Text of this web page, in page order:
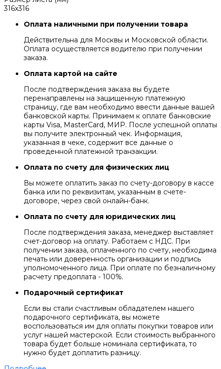
316x316
Оплата наличными при получении товара
Действительна для Москвы и Московской области.
Оплата осуществляется водителю при получении
заказа.
Оплата картой на сайте
После подтверждения заказа вы будете
перенаправлены на защищенную платежную
страницу, где вам необходимо ввести данные вашей
банковской карты. Принимаем к оплате банковские
карты Visa, MasterCard, МИР. После успешной оплаты
вы получите электронный чек. Информация,
указанная в чеке, содержит все данные о
проведенной платежной транзакции.
Оплата по счету для физических лиц
Вы можете оплатить заказ по счету-договору в кассе
банка или по реквизитам, указанным в счете-
договоре, через свой онлайн-банк.
Оплата по счету для юридических лиц
После подтверждения заказа, менеджер выставляет
счет-договор на оплату. Работаем с НДС. При
получении заказа, оплаченного по счету, необходима
печать или доверенность организации и подпись
уполномоченного лица. При оплате по безналичному
расчету предоплата - 100%.
Подарочный сертификат
Если вы стали счастливым обладателем нашего
подарочного сертификата, вы можете
воспользоваться им для оплаты покупки товаров или
услуг нашей мастерской. Если стоимость выбранного
товара будет больше номинала сертификата, то
нужно будет доплатить разницу.